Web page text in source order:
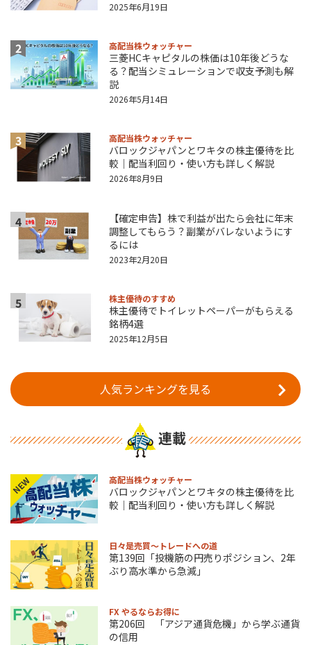
2025年6月19日
2 高配当株ウォッチャー
三菱HCキャピタルの株価は10年後どうな
る？配当シミュレーションで収支予測も解
説
2026年5月14日
3 高配当株ウォッチャー
バロックジャパンとワキタの株主優待を比
較｜配当利回り・使い方も詳しく解説
2026年8月9日
4
【確定申告】株で利益が出たら会社に年末
調整してもらう？副業がバレないようにす
るには
2023年2月20日
5 株主優待のすすめ
株主優待でトイレットペーパーがもらえる
銘柄4選
2025年12月5日
人気ランキングを見る
連載
NEW 高配当株ウォッチャー
バロックジャパンとワキタの株主優待を比
較｜配当利回り・使い方も詳しく解説
日々是売買～トレードへの道
第139回「投機筋の円売りポジション、2年
ぶり高水準から急減」
FX やるならお得に
第206回 「アジア通貨危機」から学ぶ通貨
の信用